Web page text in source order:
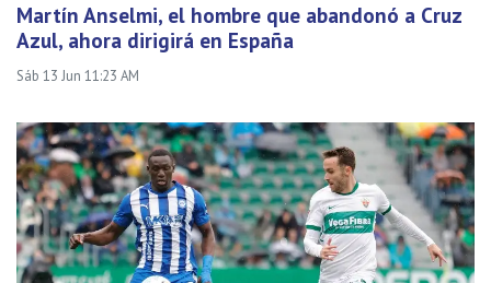
Martín Anselmi, el hombre que abandonó a Cruz
Azul, ahora dirigirá en España
Sáb 13 Jun 11:23 AM